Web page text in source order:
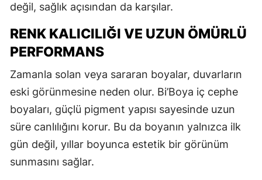
değil, sağlık açısından da karşılar.
RENK KALICILIĞI VE UZUN ÖMÜRLÜ
PERFORMANS
Zamanla solan veya sararan boyalar, duvarların
eski görünmesine neden olur. Bi’Boya iç cephe
boyaları, güçlü pigment yapısı sayesinde uzun
süre canlılığını korur. Bu da boyanın yalnızca ilk
gün değil, yıllar boyunca estetik bir görünüm
sunmasını sağlar.